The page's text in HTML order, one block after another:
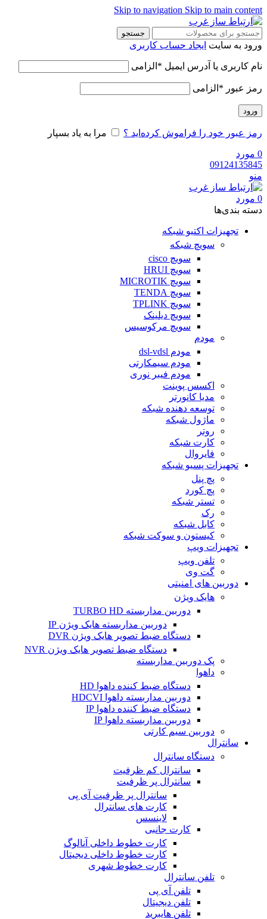
Skip to navigation Skip to main content
جستجو
ورود به سایت ایجاد حساب کاربری
نام کاربری یا آدرس ایمیل * الزامی
رمز عبور * الزامی
ورود
رمز عبور خود را فراموش کرده‌اید ؟ مرا به یاد بسپار
0 مورد
09124135845
منو
0 مورد
دسته‌ بندی‌ها
تجهیزات اکتیو شبکه
سویچ شبکه
سویچ cisco
سویچ HRUI
سویچ MICROTIK
سویچ TENDA
سویچ TPLINK
سویچ دیلینک
سویچ مرکوسیس
مودم
مودم dsl-vdsl
مودم سیمکارتی
مودم فیبر نوری
اکسس پوینت
مدیا کانورتر
توسعه دهنده شبکه
ماژول شبکه
روتر
کارت شبکه
فایروال
تجهیزات پسیو شبکه
پچ پنل
پچ کورد
تستر شبکه
رک
کابل شبکه
کیستون و سوکت شبکه
تجهیزات ویپ
تلفن ویپ
گت وی
دوربین های امنیتی
هایک ویژن
دوربین مداربسته TURBO HD
دوربین مداربسته هایک ویژن IP
دستگاه ضبط تصویر هایک ویژن DVR
دستگاه ضبط تصویر هایک ویژن NVR
پک دوربین مداربسته
داهوا
دستگاه ضبط کننده داهوا HD
دوربین مداربسته داهوا HDCVI
دستگاه ضبط کننده داهوا IP
دوربین مداربسته داهوا IP
دوربین سیم کارتی
سانترال
دستگاه سانترال
سانترال کم ظرفیت
سانترال پر ظرفیت
سانترال پر ظرفیت آی پی
کارت های سانترال
لاینسس
کارت جانبی
کارت خطوط داخلی آنالوگ
کارت خطوط داخلی دیجیتال
کارت خطوط شهری
تلفن سانترال
تلفن آی پی
تلفن دیجیتال
تلفن هایبرید